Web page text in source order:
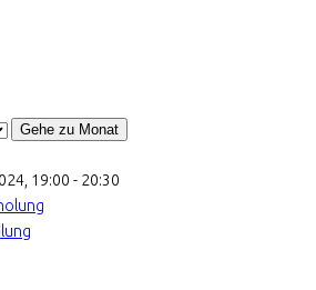
Gehe zu Monat
19:00 - 20:30